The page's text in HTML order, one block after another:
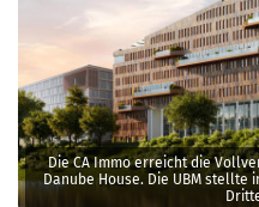
Die CA Immo erreicht die
Danube House. Die UBM stellte